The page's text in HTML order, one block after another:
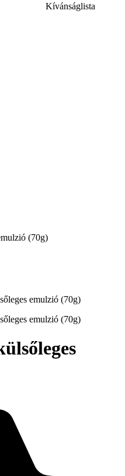
Kívánságlista
(70g)